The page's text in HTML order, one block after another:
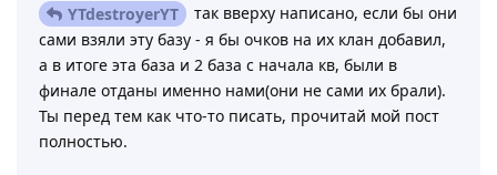
YTdestroyerYT
так вверху написано, если бы они
сами взяли эту базу - я бы очков на их клан добавил,
а в итоге эта база и 2 база с начала кв, были в
финале отданы именно нами(они не сами их брали).
Ты перед тем как что-то писать, прочитай мой пост
полностью.